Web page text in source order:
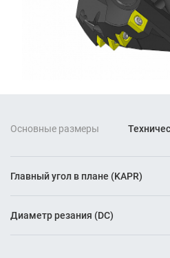
Основные размеры
Главный угол в плане (KAPR)
Диаметр резания (DC)